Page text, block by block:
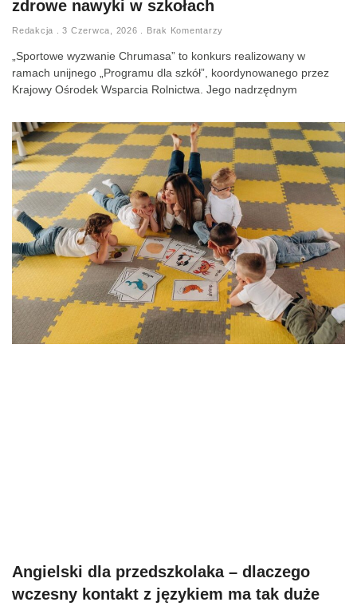
zdrowe nawyki w szkołach
Redakcja 3 Czerwca, 2026 Brak Komentarzy
„Sportowe wyzwanie Chrumasa” to konkurs realizowany w
ramach unijnego „Programu dla szkół”, koordynowanego przez
Krajowy Ośrodek Wsparcia Rolnictwa. Jego nadrzędnym
Angielski dla przedszkolaka – dlaczego
wczesny kontakt z językiem ma tak duże